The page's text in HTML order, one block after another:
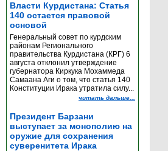
Власти Курдистана: Статья
140 остается правовой
основой
Генеральный совет по курдским
районам Регионального
правительства Курдистана (КРГ) 6
августа отклонил утверждение
губернатора Киркука Мохаммеда
Самаана Аги о том, что статья 140
Конституции Ирака утратила силу...
читать дальше...
Президент Барзани
выступает за монополию на
оружие для сохранения
суверенитета Ирака